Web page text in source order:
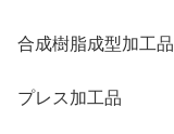
合成樹脂成型加工品
プレス加工品